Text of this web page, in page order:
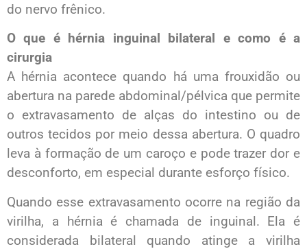
do nervo frênico.
O que é hérnia inguinal bilateral e como é a
cirurgia
A hérnia acontece quando há uma frouxidão ou
abertura na parede abdominal/pélvica que permite
o extravasamento de alças do intestino ou de
outros tecidos por meio dessa abertura. O quadro
leva à formação de um caroço e pode trazer dor e
desconforto, em especial durante esforço físico.
Quando esse extravasamento ocorre na região da
virilha, a hérnia é chamada de inguinal. Ela é
considerada bilateral quando atinge a virilha